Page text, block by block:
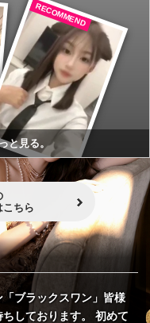
RECOMMEND
と見る。
こちら
ブラックスワン」皆様
しております。 初めて